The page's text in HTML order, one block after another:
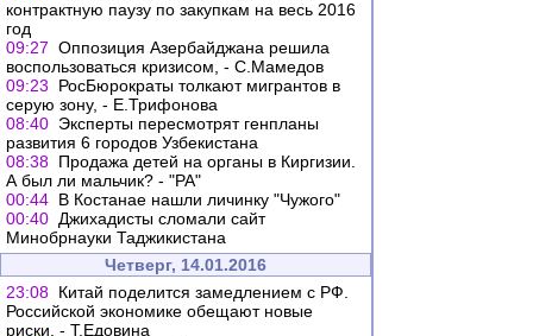
контрактную паузу по закупкам на весь 2016
год
09:27 Оппозиция Азербайджана решила
воспользоваться кризисом, - С.Мамедов
09:23
РосБюрократы толкают мигрантов в
серую зону, - Е.Трифонова
08:40 Эксперты пересмотрят генпланы
развития 6 городов Узбекистана
08:38 Продажа детей на органы в Киргизии.
А был ли мальчик? - "РА"
00:44 В Костанае нашли личинку "Чужого"
00:40 Джихадисты сломали сайт
Минобрнауки Таджикистана
Четверг, 14.01.2016
23:08 Китай поделится замедлением с РФ.
Российской экономике обещают новые
риски, - Т.Едовина